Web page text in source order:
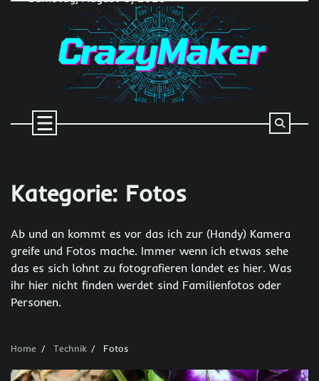
Kategorie: Fotos
Ab und an kommt es vor das ich zur (Handy) Kamera
greife und Fotos mache. Immer wenn ich etwas sehe
das es sich lohnt zu fotografieren landet es hier. Was
ihr hier nicht finden werdet sind Familienfotos oder
Personen.
Home Technik Fotos